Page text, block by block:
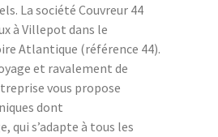
La société Couvreur 44
à Villepot dans le
Atlantique (référence 44).
et ravalement de
vous propose
dont
qui s’adapte à tous les